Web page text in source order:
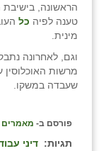
הראשונה, בישיבת
טענה לפיה כל
מינית.
וגם, לאחרונה
מרשות
שעבדה במשקו.
פורסם ב- מאמרים
תגיות: דיני